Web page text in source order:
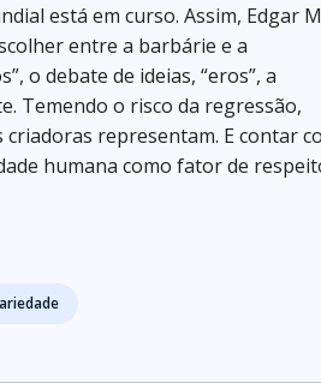
está em curso. Assim, Edgar
entre a barbárie e a
o debate de ideias, “eros”, a
Temendo o risco da regressão,
representam. E contar
humana como fator de